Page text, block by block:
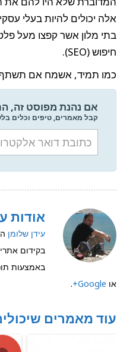
אלה יכולים להיות בעלי
בתי מלון אשר קפצו מעל
חיפוש (SEO).
כמו תמיד, אשמח אם תשתף
אם נהנת מפוסט זה,
קבל מאמרים, טיפים וכלים
אודות
עידן שלומן
בקידום
באמצעות
או Google+
.
עוד מאמרים